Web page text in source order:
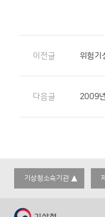
이전글 위험기
다음글 2009
기상청소속기관